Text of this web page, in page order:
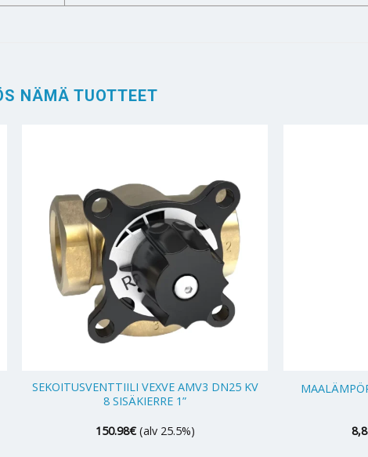
NÄMÄ TUOTTEET
SEKOITUSVENTTIILI VEXVE AMV3 DN25 KV
8 SISÄKIERRE 1”
150.98€ (alv 25.5%)